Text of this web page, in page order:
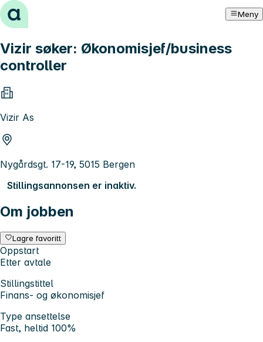
Hopp til innhold Meny
Vizir søker: Økonomisjef/business
controller
Vizir As
Nygårdsgt. 17-19, 5015 Bergen
Stillingsannonsen er inaktiv.
Om jobben
Lagre favoritt
Oppstart
Etter avtale
Stillingstittel
Finans- og økonomisjef
Type ansettelse
Fast, heltid 100%